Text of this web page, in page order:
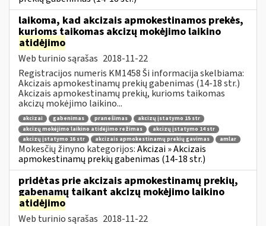
laikoma, kad akcizais apmokestinamos prekės,
kurioms taikomas akcizų mokėjimo laikino
atidėjimo
Web turinio sąrašas 2018-11-22
Registracijos numeris KM1458 Ši informacija skelbiama:
Akcizais apmokestinamų prekių gabenimas (14-18 str.)
Akcizais apmokestinamų prekių, kurioms taikomas
akcizų mokėjimo laikino...
akcizai gabenimas pranešimas
akcizų įstatymo 15 str
akcizų mokėjimo laikino atidėjimo režimas
akcizų įstatymo 14 str
akcizų įstatymo 16 str
akcizais apmokestinamų prekių gavimas amlar
Mokesčių žinyno kategorijos:Akcizai » Akcizais
apmokestinamų prekių gabenimas (14-18 str.)
pridėtas prie akcizais apmokestinamų prekių,
gabenamų taikant akcizų mokėjimo laikino
atidėjimo
Web turinio sąrašas 2018-11-22